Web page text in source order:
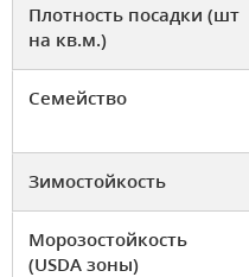
Плотность посадки (шт
на кв.м.)
Семейство
Зимостойкость
Морозостойкость
(USDA зоны)